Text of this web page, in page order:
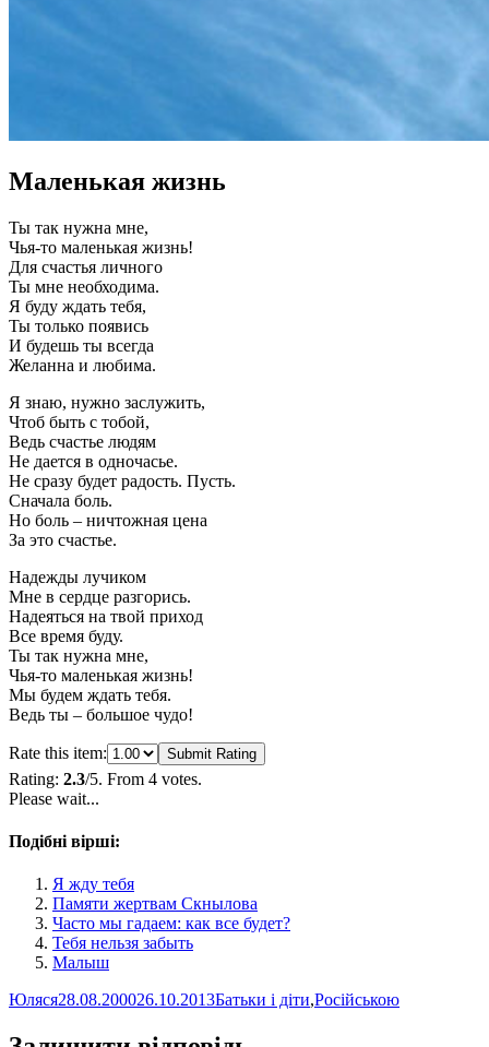
Маленькая жизнь
Ты так нужна мне,
Чья-то маленькая жизнь!
Для счастья личного
Ты мне необходима.
Я буду ждать тебя,
Ты только появись
И будешь ты всегда
Желанна и любима.
Я знаю, нужно заслужить,
Чтоб быть с тобой,
Ведь счастье людям
Не дается в одночасье.
Не сразу будет радость. Пусть.
Сначала боль.
Но боль – ничтожная цена
За это счастье.
Надежды лучиком
Мне в сердце разгорись.
Надеяться на твой приход
Все время буду.
Ты так нужна мне,
Чья-то маленькая жизнь!
Мы будем ждать тебя.
Ведь ты – большое чудо!
Rate this item: Submit Rating
Rating: 2.3/5. From 4 votes.
Please wait...
Подібні вірші:
Я жду тебя
Памяти жертвам Скнылова
Часто мы гадаем: как все будет?
Тебя нельзя забыть
Малыш
Автор
ЮлясяОприлюднено
28.08.200026.10.2013Категорії
Батьки і діти,Російською